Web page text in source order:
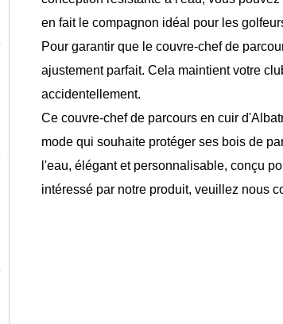
en fait le compagnon idéal pour les
Pour garantir que le couvre-chef de
ajustement parfait. Cela maintient votre
accidentellement.
Ce couvre-chef de parcours en cuir
mode qui souhaite protéger ses bois de
l'eau, élégant et personnalisable, conçu
intéressé par notre produit, veuillez nous